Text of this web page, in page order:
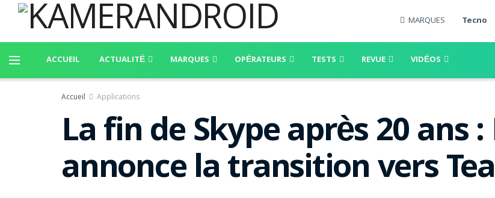
MARQUES Tecno
ACCUEIL ACTUALITÉ MARQUES OPÉRATEURS TESTS REVUE VIDÉOS
Accueil Applications
La fin de Skype après 20 ans
annonce la transition vers